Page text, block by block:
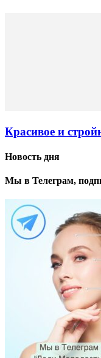
Красивое и
Новость дня
Мы в Телеграм,